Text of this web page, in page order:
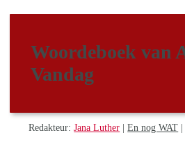
Woordeboek van
Vandag
Redakteur:Jana Luther |En nog WAT